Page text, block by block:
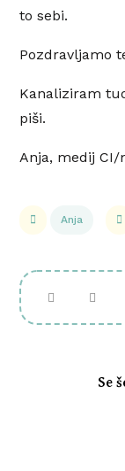
to sebi.
Pozdravljamo
Kanaliziram
piši.
Anja, medij CI/
Anja
Se